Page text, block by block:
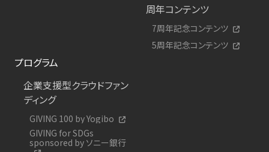
周年コンテンツ
7周年記念コンテンツ
5周年記念コンテンツ
プログラム
企業支援型クラウドファン
ディング
GIVING 100 by Yogibo
GIVING for SDGs
sponsored by ソニー銀行